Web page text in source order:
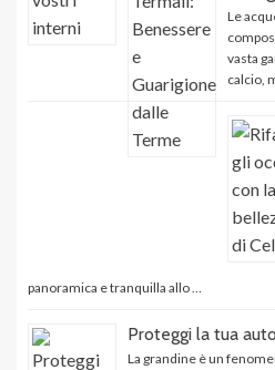
Le
vasta
calcio,
panoramica e tranquilla allo …
Proteggi la tua
La grandine è un